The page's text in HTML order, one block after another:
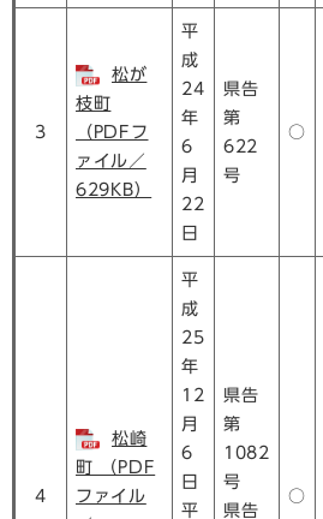
3
松が
枝町
（PDFフ
ァイル／
629KB）
平
成
24
年
6
月
22
日
県告
第
622
号
○
4
松崎
町 （PDF
ファイル
平
成
25
年
12
月
6
日
平
県告
第
1082
号
県告
○